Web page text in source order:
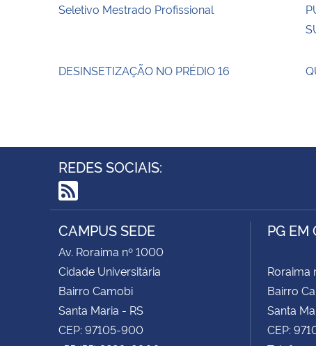
Seletivo Mestrado Profissional
DESINSETIZAÇÃO NO PRÉDIO 16
REDES SOCIAIS:
RSS
CAMPUS SEDE
Av. Roraima nº 1000
Cidade Universitária
Bairro Camobi
Santa Maria - RS
CEP: 97105-900
PG EM
Roraima
Bairro
Santa
CEP: